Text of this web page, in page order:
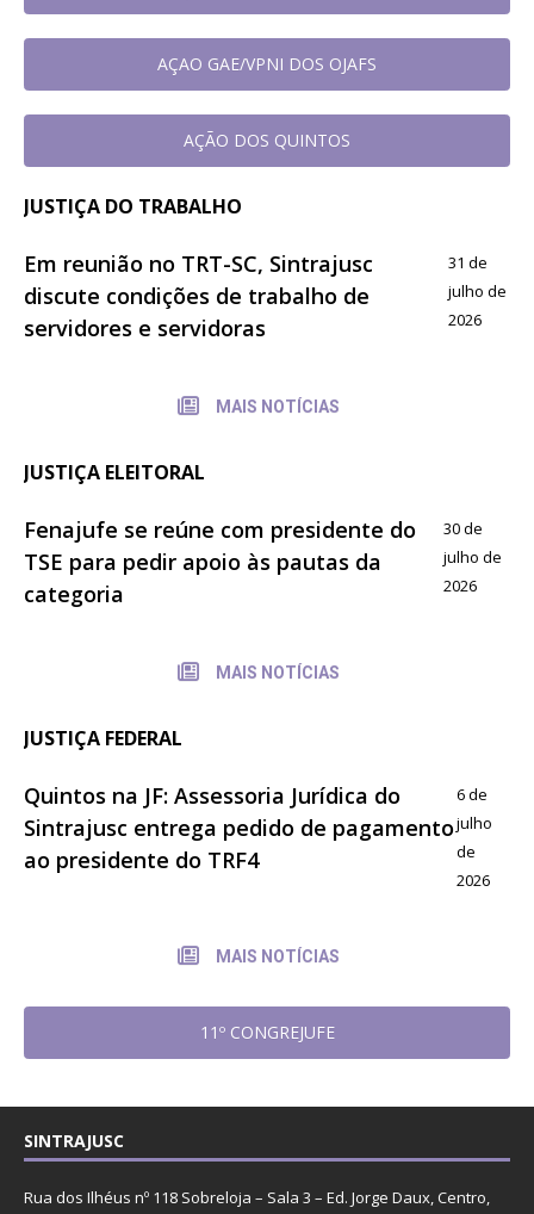
AÇAO GAE/VPNI DOS OJAFS
AÇÃO DOS QUINTOS
JUSTIÇA DO TRABALHO
Em reunião no TRT-SC, Sintrajusc
discute condições de trabalho de
servidores e servidoras
31 de
julho de
2026
MAIS NOTÍCIAS
JUSTIÇA ELEITORAL
Fenajufe se reúne com presidente do
TSE para pedir apoio às pautas da
categoria
30 de
julho de
2026
MAIS NOTÍCIAS
JUSTIÇA FEDERAL
Quintos na JF: Assessoria Jurídica do
Sintrajusc entrega pedido de pagamento
ao presidente do TRF4
6 de
julho
de
2026
MAIS NOTÍCIAS
11º CONGREJUFE
SINTRAJUSC
Rua dos Ilhéus nº 118 Sobreloja – Sala 3 – Ed. Jorge Daux, Centro,